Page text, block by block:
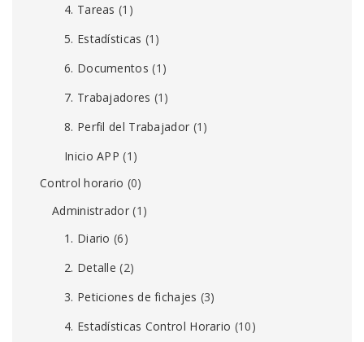
4. Tareas (1)
5. Estadísticas (1)
6. Documentos (1)
7. Trabajadores (1)
8. Perfil del Trabajador (1)
Inicio APP (1)
Control horario (0)
Administrador(1)
1. Diario (6)
2. Detalle (2)
3. Peticiones de fichajes (3)
4. Estadísticas Control Horario (10)